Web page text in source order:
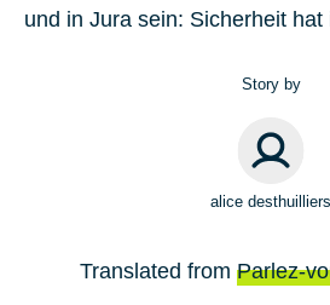
und in Jura sein: Sicherheit hat
Story by
alice desthuilliers
Translated from Parlez-